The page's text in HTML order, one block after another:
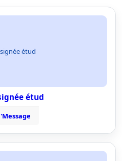
étud
étud